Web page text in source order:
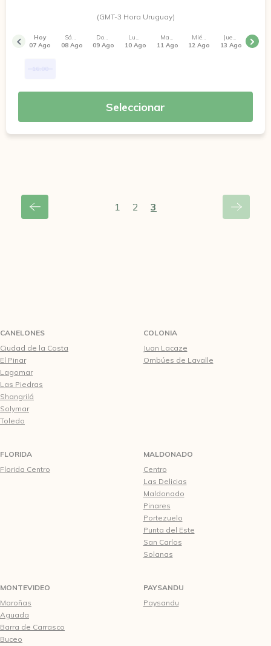
(GMT-3 Hora Uruguay)
Hoy
07 Ago
Sábado
08 Ago
Domingo
09 Ago
Lunes
10 Ago
Martes
11 Ago
Miércoles
12 Ago
Jueves
13 Ago
Seleccionar
1 2 3
CANELONES
Ciudad de la Costa
El Pinar
Lagomar
Las Piedras
Shangrilá
Solymar
Toledo
COLONIA
Juan Lacaze
Ombúes de Lavalle
FLORIDA
Florida Centro
MALDONADO
Centro
Las Delicias
Maldonado
Pinares
Portezuelo
Punta del Este
San Carlos
Solanas
MONTEVIDEO
Maroñas
Aguada
Barra de Carrasco
Buceo
PAYSANDU
Paysandu